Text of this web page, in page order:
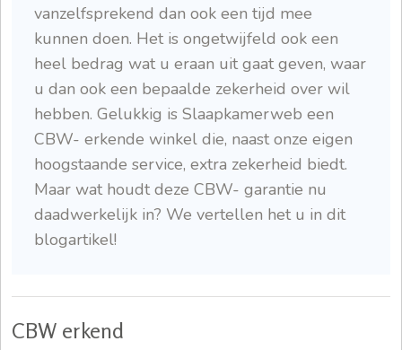
vanzelfsprekend dan ook een tijd mee
kunnen doen. Het is ongetwijfeld ook een
heel bedrag wat u eraan uit gaat geven, waar
u dan ook een bepaalde zekerheid over wil
hebben. Gelukkig is Slaapkamerweb een
CBW- erkende winkel die, naast onze eigen
hoogstaande service, extra zekerheid biedt.
Maar wat houdt deze CBW- garantie nu
daadwerkelijk in? We vertellen het u in dit
blogartikel!
CBW erkend